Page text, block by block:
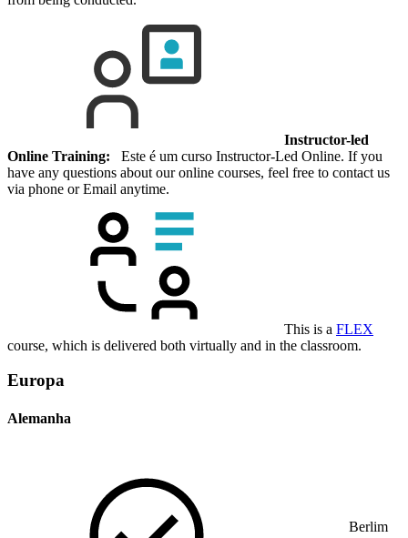
Instructor-led
Online Training: Este é um curso Instructor-Led Online. If you
have any questions about our online courses, feel free to contact us
via phone or Email anytime.
This is a FLEX
course, which is delivered both virtually and in the classroom.
Europa
Alemanha
Berlim